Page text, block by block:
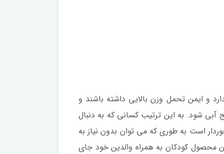
و ایمن تحمل وزن بالایی داشته باشند و
شود. به این ترتیب کسانی که به دنبال
است به طوری که می توان بدون نیاز به
محصول کودکان به همراه والدین خود جای